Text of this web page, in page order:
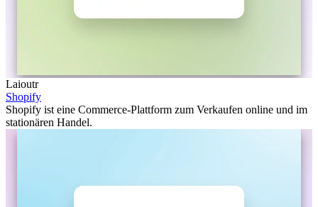
Laioutr
Shopify
Shopify ist eine Commerce-Plattform zum Verkaufen online und im
stationären Handel.